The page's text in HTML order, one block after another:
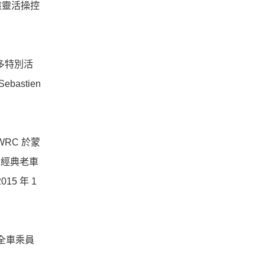
活操控
特別活
於蒙
典老車
年 1
車乘員